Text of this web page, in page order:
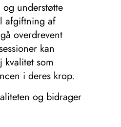
understøtte
afgiftning af
overdrevent
kan
som
i deres krop.
og bidrager